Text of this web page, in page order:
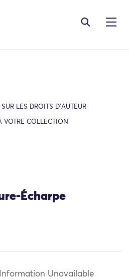
LES DROITS D’AUTEUR
VOTRE COLLECTION
Écharpe
Information Unavailable